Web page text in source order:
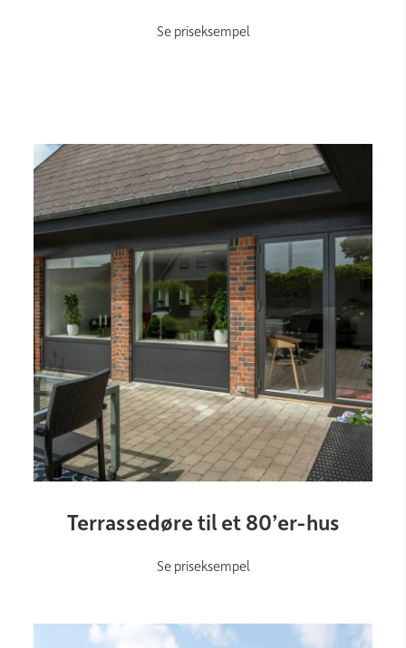
Se priseksempel
Link
Terrassedøre til et 80’er-hus
Se priseksempel